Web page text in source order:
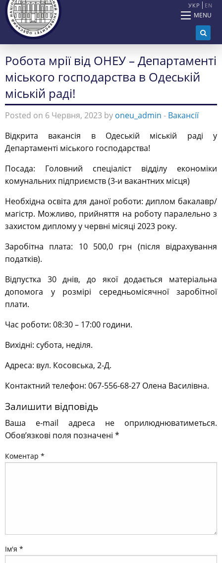
УКР EN
MENU
Робота мрії від ОНЕУ – Департаменті
міського господарства в Одеській
міській раді!
Posted on 6 Червня, 2023 by oneu_admin - Вакансії
Відкрита вакансія в Одеській міській раді у
Департаменті міського господарства!
Посада: Головний спеціаліст відділу економіки
комунальних підприємств (3-и вакантних місця)
Необхідна освіта для даної роботи: диплом бакалавр/
магістр. Можливо, прийняття на роботу паралельно з
захистом диплому у червні місяці 2023 року.
Заробітна плата: 10 500,0 грн (після відрахування
податків).
Відпустка 30 днів, до якої додається матеріальна
допомога у розмірі середньомісячної заробітної
плати.
Час роботи: 08:30 – 17:00 години.
Вихідні: субота, неділя.
Адреса: вул. Косовська, 2-Д.
Контактний телефон: 067-556-68-27 Олена Василівна.
Залишити відповідь
Ваша e-mail адреса не оприлюднюватиметься.
Обов’язкові поля позначені *
Коментар *
Ім'я *